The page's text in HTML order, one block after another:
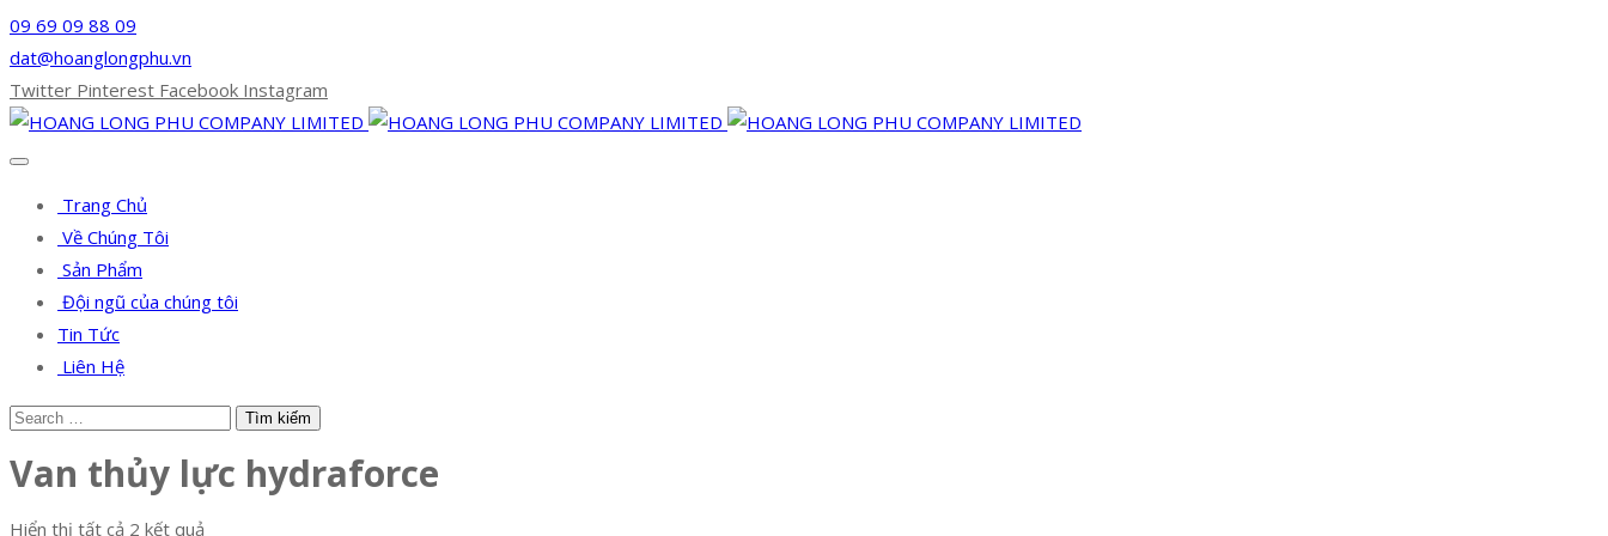
09 69 09 88 09
dat@hoanglongphu.vn
Twitter Pinterest Facebook Instagram
Trang Chủ
Về Chúng Tôi
Sản Phẩm
Đội ngũ của chúng tôi
Tin Tức
Liên Hệ
Van thủy lực hydraforce
Hiển thị tất cả 2 kết quả